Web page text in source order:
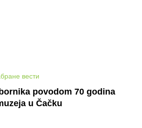
вести
povodom 70 godina
u Čačku